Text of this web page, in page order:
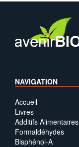
NAVIGATION
Accueil
Livres
Additifs Alimentaires
Formaldéhydes
Bisphénol-A